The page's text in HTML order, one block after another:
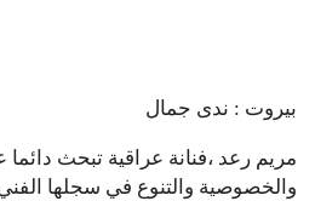
بيروت : ندى جمال
مريم رعد ،فنانة عراقية تبحث دائما
والخصوصية والتنوع في سجلها